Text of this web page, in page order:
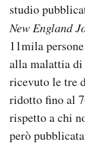
studio
New England
11mila
alla malattia di
ricevuto le tre
ridotto fino al
rispetto a chi
però